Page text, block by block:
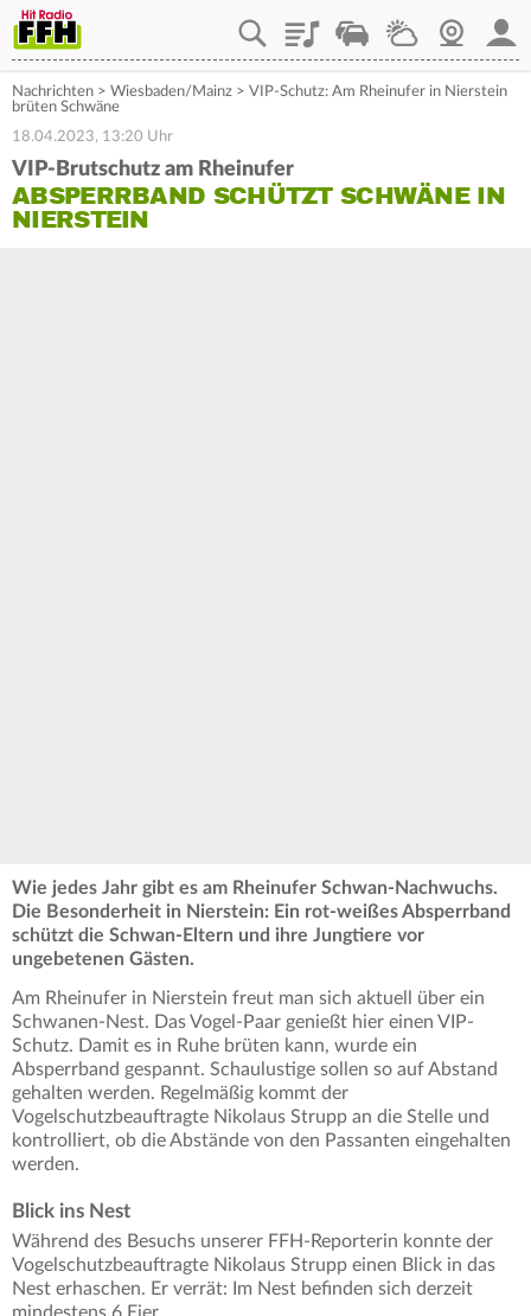
PlaylistStaupilotWetterWebcam
Nachrichten > Wiesbaden/Mainz > VIP-Schutz: Am Rheinufer in Nierstein
brüten Schwäne
18.04.2023, 13:20 Uhr
VIP-Brutschutz am Rheinufer
ABSPERRBAND SCHÜTZT SCHWÄNE IN
NIERSTEIN
Wie jedes Jahr gibt es am Rheinufer Schwan-Nachwuchs.
Die Besonderheit in Nierstein: Ein rot-weißes Absperrband
schützt die Schwan-Eltern und ihre Jungtiere vor
ungebetenen Gästen.
Am Rheinufer in Nierstein freut man sich aktuell über ein
Schwanen-Nest. Das Vogel-Paar genießt hier einen VIP-
Schutz. Damit es in Ruhe brüten kann, wurde ein
Absperrband gespannt. Schaulustige sollen so auf Abstand
gehalten werden. Regelmäßig kommt der
Vogelschutzbeauftragte Nikolaus Strupp an die Stelle und
kontrolliert, ob die Abstände von den Passanten eingehalten
werden.
Blick ins Nest
Während des Besuchs unserer FFH-Reporterin konnte der
Vogelschutzbeauftragte Nikolaus Strupp einen Blick in das
Nest erhaschen. Er verrät: Im Nest befinden sich derzeit